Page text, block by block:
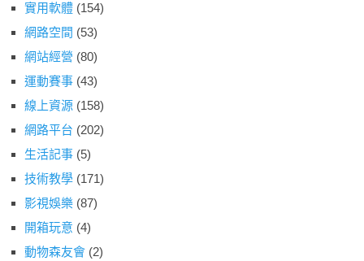
實用軟體 (154)
網路空間 (53)
網站經營 (80)
運動賽事 (43)
線上資源 (158)
網路平台 (202)
生活記事 (5)
技術教學 (171)
影視娛樂 (87)
開箱玩意 (4)
動物森友會 (2)